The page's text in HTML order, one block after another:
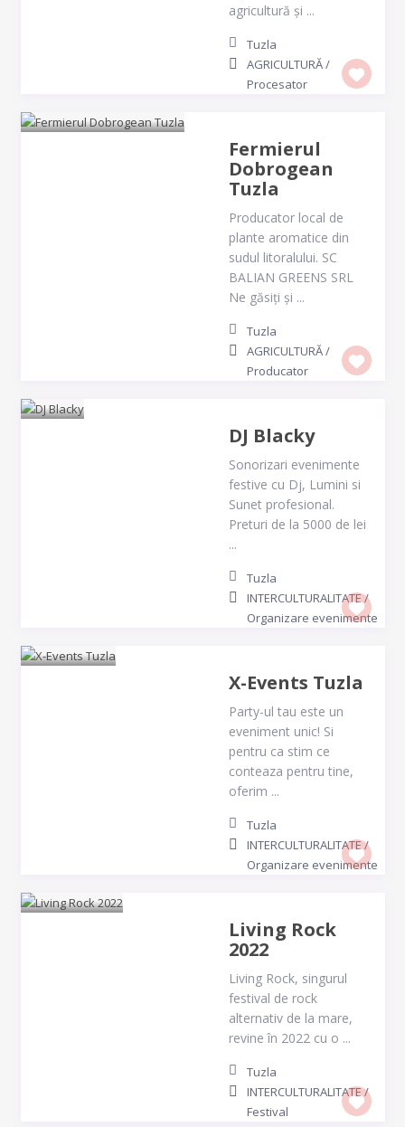
agricultură și ...
Tuzla
AGRICULTURĂ/
Procesator
Fermierul
Dobrogean
Tuzla
Producator local de
plante aromatice din
sudul litoralului. SC
BALIAN GREENS SRL
Ne găsiți și ...
Tuzla
AGRICULTURĂ/
Producator
DJ Blacky
Sonorizari evenimente
festive cu Dj, Lumini si
Sunet profesional.
Preturi de la 5000 de lei
...
Tuzla
INTERCULTURALITATE/
Organizare evenimente
X-Events Tuzla
Party-ul tau este un
eveniment unic! Si
pentru ca stim ce
conteaza pentru tine,
oferim ...
Tuzla
INTERCULTURALITATE/
Organizare evenimente
Living Rock
2022
Living Rock, singurul
festival de rock
alternativ de la mare,
revine în 2022 cu o ...
Tuzla
INTERCULTURALITATE/
Festival